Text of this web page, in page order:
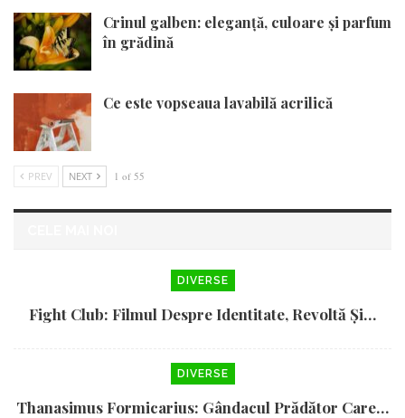
Crinul galben: eleganță, culoare și parfum
în grădină
Ce este vopseaua lavabilă acrilică
PREV NEXT 1 of 55
DIVERSE
Fight Club: Filmul Despre Identitate, Revoltă Și…
DIVERSE
Thanasimus Formicarius: Gândacul Prădător Care…